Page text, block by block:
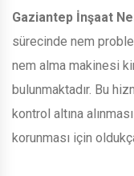
Gaziantep İnşaat
sürecinde nem
nem alma makinesi
bulunmaktadır. Bu
kontrol altına
korunması için